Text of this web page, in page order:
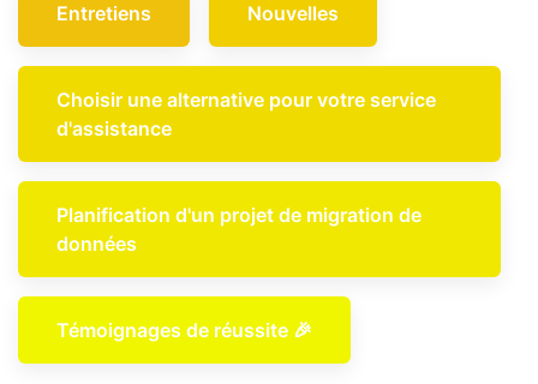
Entretiens Nouvelles
Choisir une alternative pour votre service
d'assistance
Planification d'un projet de migration de
données
Témoignages de réussite 🎉